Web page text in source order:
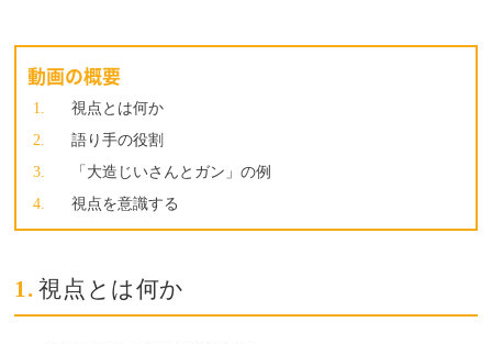
動画の概要
視点とは何か
語り手の役割
「大造じいさんとガン」の例
視点を意識する
1. 視点とは何か